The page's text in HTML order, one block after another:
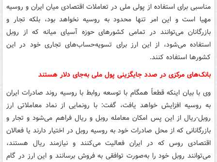
مناسبی برای استفاده از پولی ملی در تعاملات اقتصادی میان ایران و روسیه
مهیا است و این امر تنها محدود به روسیه نخواهد بود، بلکه تجار و
بازرگانان می‌توانند در تمامی کشورهای حوزه آسیای میانه که از روبل
استفاده می‌شود، از این ارز برای تسویه‌حساب‌های تجاری خود در این
کشورها استفاده کنند.
بانک‌های مرکزی در صدد جایگزینی پول ملی به‌جای دلار هستند
وی با بیان اینکه قطعاً همگام با توسعه روابط با روسیه روند صادرات ایران
به روسیه افزایش خواهد یافت، گفت: با رونمایی از نماد معاملاتی ارز
روبل-ریال از این پس امکان معامله روبل و ریال فراهم می‌شود و تجار و
بازرگانانی که از محل صادرات خود به روسیه روبل در اختیار دارند یا فعالان
اقتصادی روس که در ایران فعالیت می‌کنند و نیازمند ریال هستند،
می‌توانند روبل خود را به‌صورت توافقی به فروش برسانند و این ارز در گام